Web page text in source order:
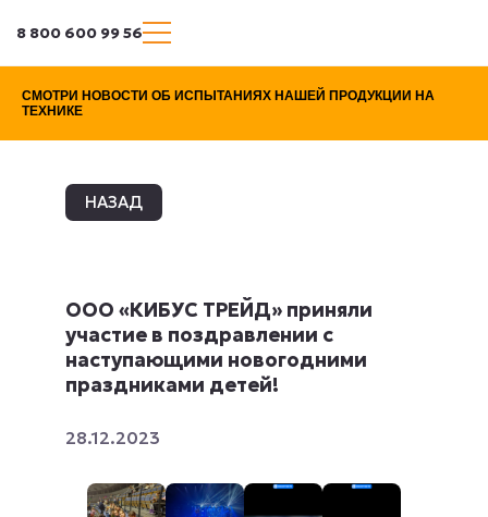
8 800 600 99 56
СМОТРИ НОВОСТИ ОБ ИСПЫТАНИЯХ НАШЕЙ ПРОДУКЦИИ НА
ТЕХНИКЕ
НАЗАД
ООО «КИБУС ТРЕЙД» приняли
участие в поздравлении с
наступающими новогодними
праздниками детей!
28.12.2023